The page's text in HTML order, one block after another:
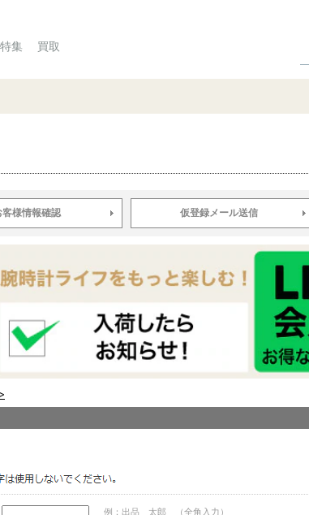
特集 買取
客様情報確認 仮登録メール送信
例：出品 太郎 （全角入力）